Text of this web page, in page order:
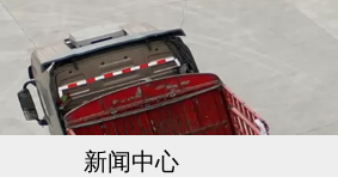
新闻中心